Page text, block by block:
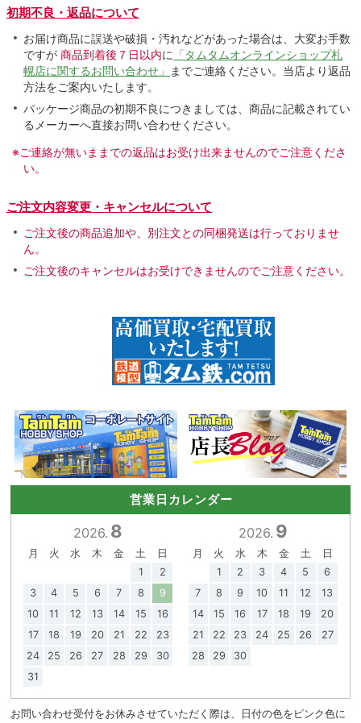
初期不良・返品について
お届け商品に誤送や破損・汚れなどがあった場合は、大変お手数
ですが 商品到着後７日以内に 「タムタムオンラインショップ札
幌店に関するお問い合わせ」
までご連絡ください。当店より返品
方法をご案内いたします。
パッケージ商品の初期不良につきましては、商品に記載されてい
るメーカーへ直接お問い合わせください。
※ご連絡が無いままでの返品はお受け出来ませんのでご注意くださ
い。
ご注文内容変更・キャンセルについて
ご注文後の商品追加や、別注文との同梱発送は行っておりませ
ん。
ご注文後のキャンセルはお受けできませんのでご注意ください。
営業日カレンダー
2026. 8
月 火 水 木 金 土
日
1
2
3
4 5 6 7 8
9
10
11 12 13 14 15
16
17
18 19 20 21 22
23
24
25 26 27 28 29
30
31
2026. 9
月 火 水 木 金 土
日
1
2 3 4 5
6
7
8 9 10 11 12
13
14
15 16 17 18 19
20
21
22 23 24 25 26
27
28
29 30
お問い合わせ受付をお休みさせていただく際は、日付の色をピンク色に